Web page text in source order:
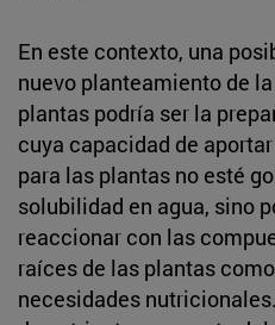
En este contexto, una
nuevo planteamiento de
plantas podría ser la
cuya capacidad de
para las plantas no esté
solubilidad en agua, sino
reaccionar con las
raíces de las plantas
necesidades